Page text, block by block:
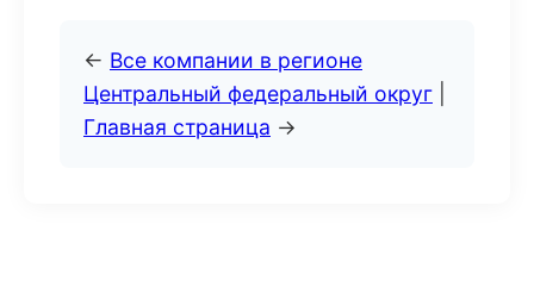
← Все компании в регионе
Центральный федеральный округ
Главная страница →